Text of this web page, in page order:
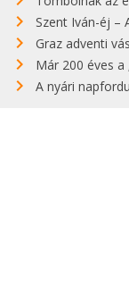
Szent Iván-éj –
Graz adventi
Már 200 éves a
A nyári napforduló